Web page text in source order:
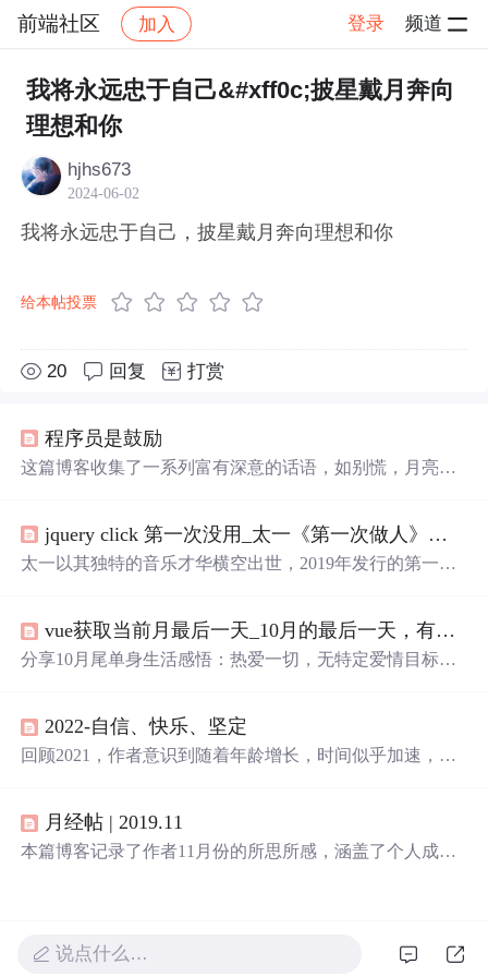
前端社区 加入 登录 频道
社区 前端社区 感慨 帖子详情
我将永远忠于自己&#xff0c;披星戴月奔向
理想和你
hjhs673
2024-06-02
我将永远忠于自己，披星戴月奔向理想和你
给本帖投票
20 回复 打赏
程序员是鼓励
这篇博客收集了一系列富有深意的话语，如别慌，月亮也
持、热爱和希望的主题，鼓励人们在日常中寻找意义，保
持理智面对挑战，并在彼此的世界中找到连接。
jquery click 第一次没用_太一《第一次做人》：我们都懂的那种疼和忍，多伤人也迷人...
太一以其独特的音乐才华横空出世，2019年发行的第一张
通过歌词传达了成长的挣扎与坚持。
vue获取当前月最后一天_10月的最后一天，有哪些不想谈恋爱适合发朋友圈的文案？...
分享10月尾单身生活感悟：热爱一切，无特定爱情目标，
2022-自信、快乐、坚定
回顾2021，作者意识到随着年龄增长，时间似乎加速，对
与过去告别，理解爱情的本质。2022年，作者希望快乐、
自信并坚定，设定了学习、生活技能提升、旅行和阅读等
月经帖 | 2019.11
本篇博客记录了作者11月份的所思所感，涵盖了个人成
刻感悟。
说点什么…